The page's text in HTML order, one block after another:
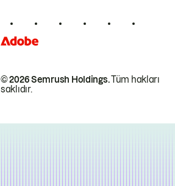
© 2026 Semrush Holdings.Tüm hakları
saklıdır.